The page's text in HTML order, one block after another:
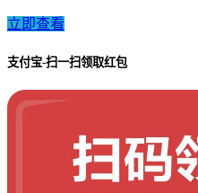
立即查看
支付宝-扫一扫领取红包